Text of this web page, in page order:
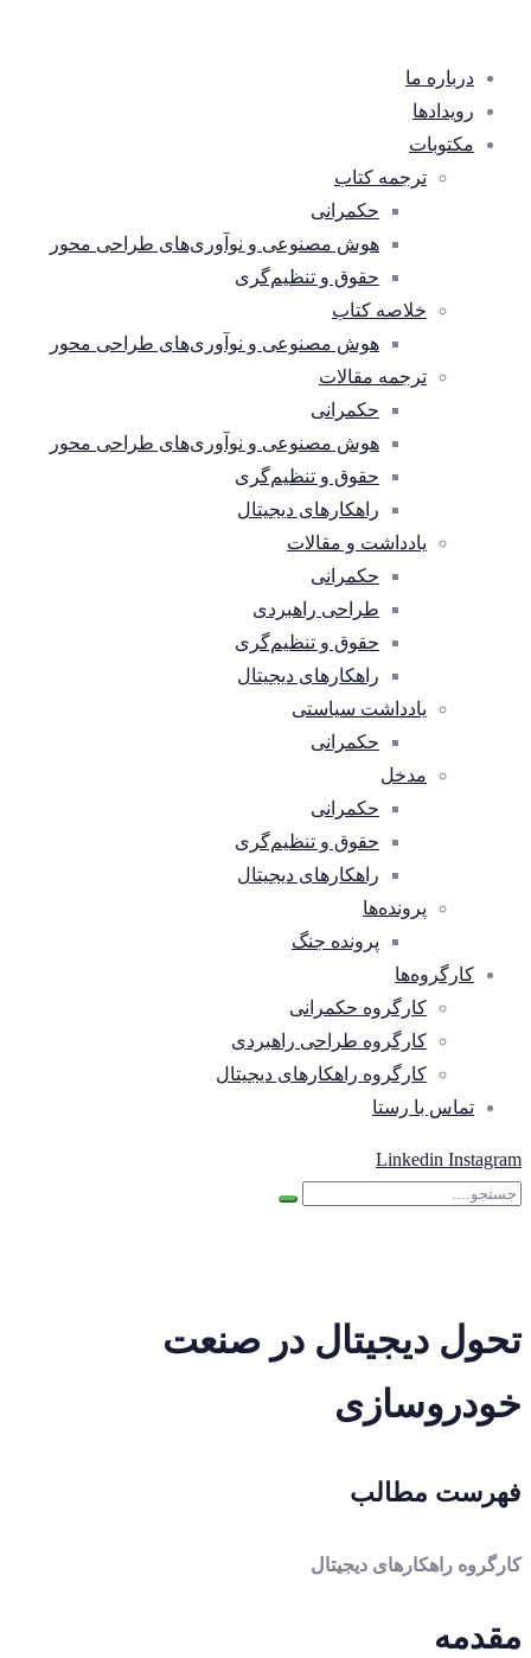
درباره ما
رویدادها
مکتوبات
ترجمه کتاب
حکمرانی
هوش مصنوعی و نوآوری‌های طراحی محور
حقوق و تنظیم‌گری
خلاصه کتاب
هوش مصنوعی و نوآوری‌های طراحی محور
ترجمه مقالات
حکمرانی
هوش مصنوعی و نوآوری‌های طراحی محور
حقوق و تنظیم‌گری
راهکارهای دیجیتال
یادداشت و مقالات
حکمرانی
طراحی راهبردی
حقوق و تنظیم‌گری
راهکارهای دیجیتال
یادداشت سیاستی
حکمرانی
مدخل
حکمرانی
حقوق و تنظیم‌گری
راهکارهای دیجیتال
پرونده‌ها
پرونده جنگ
کارگروه‌ها
کارگروه حکمرانی
کارگروه طراحی راهبردی
کارگروه راهکارهای دیجیتال
تماس با رستا
Linkedin Instagram
تحول دیجیتال در صنعت
خودروسازی
فهرست مطالب
کارگروه راهکارهای دیجیتال
مقدمه